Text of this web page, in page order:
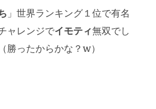
」世界ランキング１位で有名
ャレンジでイモティ無双でし
勝ったからかな？w）